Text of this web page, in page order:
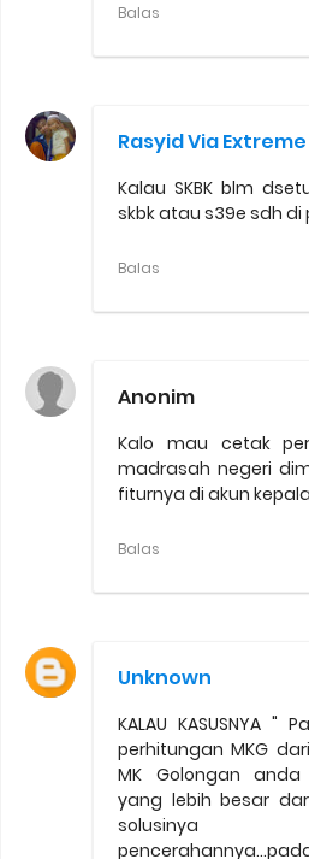
Balas
Rasyid Via Extreme
Kalau SKBK blm
skbk atau s39e sdh di
Balas
Anonim
Kalo mau cetak
madrasah negeri
fiturnya di akun
Balas
Unknown
KALAU KASUSNYA "
perhitungan MKG
MK Golongan anda
yang lebih besar
solusinya